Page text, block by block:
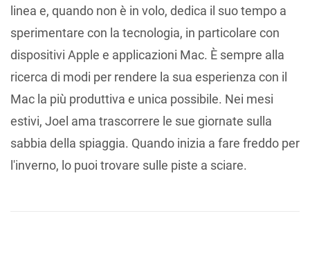
linea e, quando non è in volo, dedica il suo tempo a
sperimentare con la tecnologia, in particolare con
dispositivi Apple e applicazioni Mac. È sempre alla
ricerca di modi per rendere la sua esperienza con il
Mac la più produttiva e unica possibile. Nei mesi
estivi, Joel ama trascorrere le sue giornate sulla
sabbia della spiaggia. Quando inizia a fare freddo per
l'inverno, lo puoi trovare sulle piste a sciare.